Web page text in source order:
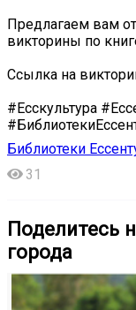
Предлагаем вам
викторины по
Ссылка на
#Есскультура
Библиотеки
31
Поделитесь
города